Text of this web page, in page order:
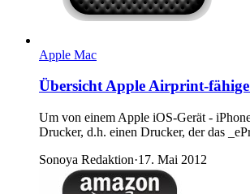
Apple Mac
Übersicht Apple Airprint-
Um von einem Apple iOS-Gerät -
Drucker, d.h. einen Drucker, der das
Sonoya Redaktion·17. Mai 2012